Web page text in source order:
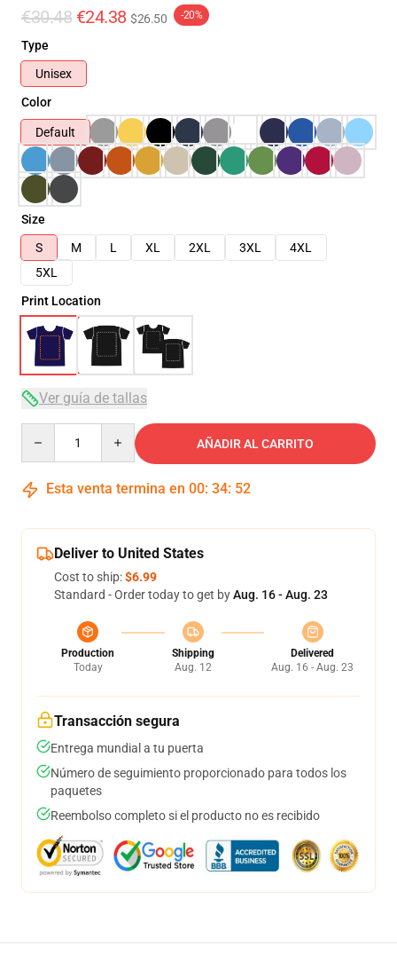
€30.48 €24.38 $26.50 -20%
Type
Unisex
Color
Default
Size
S
M L XL 2XL 3XL
4XL
5XL
Print Location
Ver guía de tallas
AÑADIR AL CARRITO
Esta venta termina en 00: 34: 51
Deliver to United States
Cost to ship:$6.99
Standard - Order today to get byAug. 16 - Aug. 23
Production
Today
Shipping
Aug. 12
Delivered
Aug. 16 - Aug. 23
Transacción segura
Entrega mundial a tu puerta
Número de seguimiento proporcionado para todos los
paquetes
Reembolso completo si el producto no es recibido